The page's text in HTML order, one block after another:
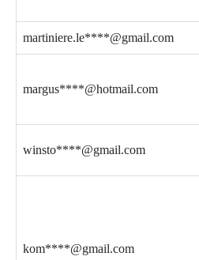
martiniere.le****@gmail.com
margus****@hotmail.com
winsto****@gmail.com
kom****@gmail.com